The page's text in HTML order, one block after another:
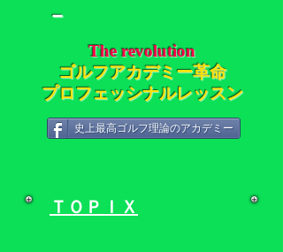
－
The revolution
ゴルフアカデミー革命
プロフェッシナルレッスン
史上最高ゴルフ理論のアカデミー
ＴＯＰＩＸ